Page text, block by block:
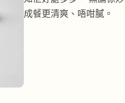
成餐更清爽、唔咁膩。